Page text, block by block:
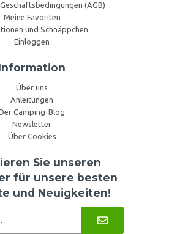
(AGB)
Meine Favoriten
und Schnäppchen
Einloggen
Über uns
Anleitungen
Camping-Blog
Newsletter
Über Cookies
Sie unseren
für unsere besten
und Neuigkeiten!